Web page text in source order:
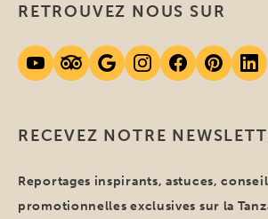
RECEVEZ NOTRE
Reportages inspirants, astuces,
promotionnelles exclusives sur la
RETROUVEZ NOUS SUR